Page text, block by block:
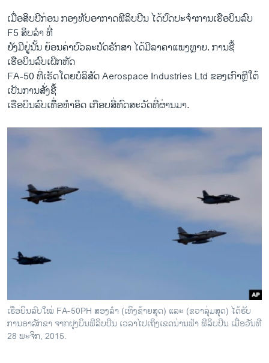
​ເມື່ອສິບ​ປີ​ກ່ອນ ກອງທັບ​ອາກາດ​ຟີລິ​ບປີນ ​ໄດ້ປົດ​ປະຈຳການເຮືອບິນ​ລົບ
F5 ສິບ​ລຳ ​ທີ່​
ຍັງ​ມີ​ຢູ່​ນັ້ນ ຍ້ອນຄ່າບົວລະ​ບັດ​ຮັກສາ ໄດ້​ມີ​ລາຄາ​ແພງ​ຫຼາຍ. ການ​ຊື້​
ເຮືອບິນລົບ​ເຝິກ​ຫັດ
FA-50 ທີ່​ເຮັດ​ໂດຍບໍລິສັດ Aerospace Industries Ltd ​ຂອງເກົາຫຼີໃຕ້
ເປັນ​ການ​ສັ່ງ​ຊື້
​ເ​ຮື​ອບິນ​ລົບເທຶຶ່ອທຳ​ອິດ ​ເກືອບ​ສີ່​ທົດ​ສະ​ວັດ​ທີ່​ຜ່ານມາ.
ເຮືອບິນລົບໃໝ່ FA-50PH ສອງລຳ (ເທິງຊ້າຍສຸດ) ແລະ (ຂວາລຸ່ມສຸດ) ໄດ້ຮັບ
ການອາລັກຂາ ຈາກຝຸງບິນຟິລິບປິນ ເວລາໄປເຖິງເຂດນ່ານຟ້າ ຟິລິບປິນ ເມື່ອວັນທີ
28​ ພະຈິກ, 2015.